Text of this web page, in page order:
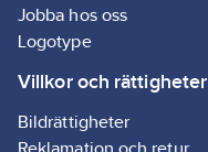
Jobba hos oss
Logotype
Villkor och rättigheter
Bildrättigheter